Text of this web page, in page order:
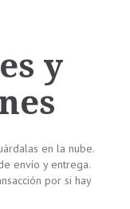
y
en la nube.
envío y entrega.
por si hay